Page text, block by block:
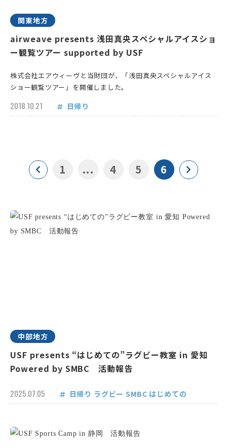
関東地方
airweave presents 浅田真央スペシャルアイスショ
ー観覧ツアー supported by USF
株式会社エアウィーヴと当財団が、「浅田真央スペシャルアイス
ショー観覧ツアー」を開催しました。
2018.10.21 日帰り
1 ... 4 5 6
中部地方
USF presents “はじめての”ラグビー教室 in 愛知
Powered by SMBC 活動報告
2025.07.05 日帰り ラグビー SMBC はじめての